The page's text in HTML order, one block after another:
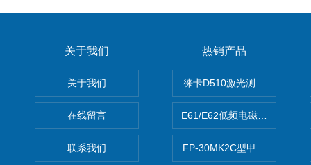
关于我们
关于我们
在线留言
联系我们
热销产品
徕卡D510激光测距仪
E61/E62低频电磁场强度分析
FP-30MK2C型甲醛检测仪